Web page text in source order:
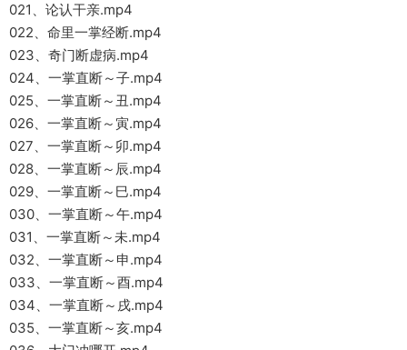
021、论认干亲.mp4
022、命里一掌经断.mp4
023、奇门断虚病.mp4
024、一掌直断～子.mp4
025、一掌直断～丑.mp4
026、一掌直断～寅.mp4
027、一掌直断～卯.mp4
028、一掌直断～辰.mp4
029、一掌直断～巳.mp4
030、一掌直断～午.mp4
031、一掌直断～未.mp4
032、一掌直断～申.mp4
033、一掌直断～酉.mp4
034、一掌直断～戌.mp4
035、一掌直断～亥.mp4